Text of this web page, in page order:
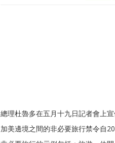
總理杜魯多在五月十九日記者會上
加美邊境之間的非必要旅行禁令自